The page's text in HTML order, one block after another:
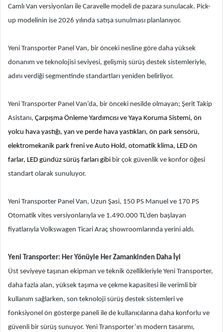
Camlı Van versiyonları ile Caravelle modeli de pazara sunulacak. Pick-
up modelinin ise 2026 yılında satışa sunulması planlanıyor.
Yeni Transporter Panel Van, bir önceki nesline göre daha yüksek
donanım ve teknolojisi seviyesi, gelişmiş sürüş destek sistemleriyle,
adını verdiği segmentinde standartları yeniden belirliyor.
Yeni Transporter Panel Van’da, bir önceki nesilde olmayan; Şerit Takip
Asistanı, Çarpışma Önleme Yardımcısı ve Yaya Koruma Sistemi, ön
yolcu hava yastığı, yan ve perde hava yastıkları, ön park sensörü,
elektromekanik park freni ve Auto Hold, otomatik klima, LED ön
farlar, LED gündüz sürüş farları gibi bir çok güvenlik ve konfor öğesi
standart olarak sunuluyor.
Yeni Transporter Panel Van, Uzun Şasi, 150 PS Manuel ve 170 PS
Otomatik vites versiyonlarıyla ve 1.490.000 TL’den başlayan
fiyatlarıyla Volkswagen Ticari Araç showroomlarında yerini aldı.
Yeni Transporter: Her Yönüyle Her Zamankinden Daha İyi
Üst seviyeye taşınan ekipman ve teknik özellikleriyle Yeni Transporter,
daha fazla alan, yüksek taşıma ve çekme kapasitesi ile verimli bir
kullanım sağlarken, son teknoloji sürüş destek sistemleri ve
fonksiyonel ön gösterge paneli ile de kullanıcılarına daha konforlu ve
güvenli bir sürüş sunuyor. Yeni Transporter’ın modern tasarımı,